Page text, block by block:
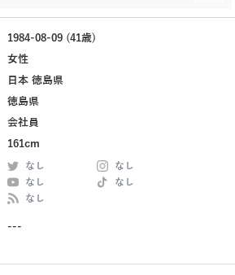
1984-08-09 (41歳)
女性
日本 徳島県
徳島県
会社員
161cm
なし
なし
なし
なし
なし
---